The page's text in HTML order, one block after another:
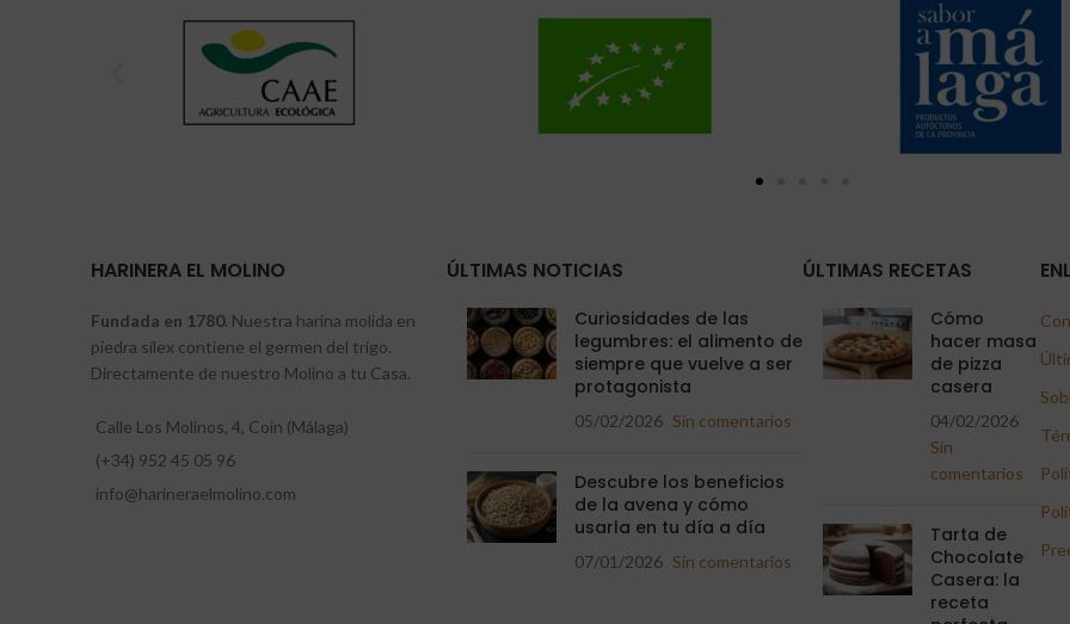
HARINERA EL MOLINO
Fundada en 1780. Nuestra harina molida en
piedra sílex contiene el germen del trigo.
Directamente de nuestro Molino a tu Casa.
Calle Los Molinos, 4, Coín (Málaga)
(+34) 952 45 05 96
info@harineraelmolino.com
ÚLTIMAS NOTICIAS
Curiosidades de las
legumbres: el alimento de
siempre que vuelve a ser
protagonista
05/02/2026 Sin comentarios
Descubre los beneficios
de la avena y cómo
usarla en tu día a día
07/01/2026 Sin comentarios
ÚLTIMAS RECETAS
Cómo
hacer masa
de pizza
casera
04/02/2026
Sin
comentarios
Tarta de
Chocolate
Casera: la
receta